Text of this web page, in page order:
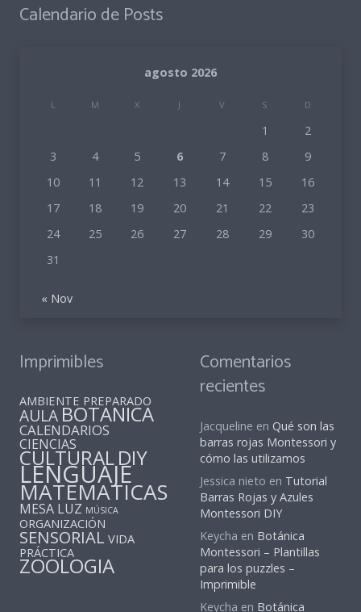
Calendario de Posts
agosto 2026
L M X J V S D
1
2
3
4 5 6 7 8
9
10
11 12 13 14 15
16
17
18 19 20 21 22
23
24
25 26 27 28 29
30
31
« Nov
Imprimibles
AMBIENTE PREPARADO
AULA BOTANICA
CALENDARIOS
CIENCIAS
CULTURALDIY
LENGUAJE
MATEMATICAS
MESA LUZ MÚSICA
ORGANIZACIÓN
SENSORIAL VIDA
PRÁCTICA
ZOOLOGIA
Comentarios
recientes
Jacqueline en Qué son las
barras rojas Montessori y
cómo las utilizamos
Jessica nieto en Tutorial
Barras Rojas y Azules
Montessori DIY
Keycha en Botánica
Montessori – Plantillas
para los puzzles –
Imprimible
Keycha en Botánica